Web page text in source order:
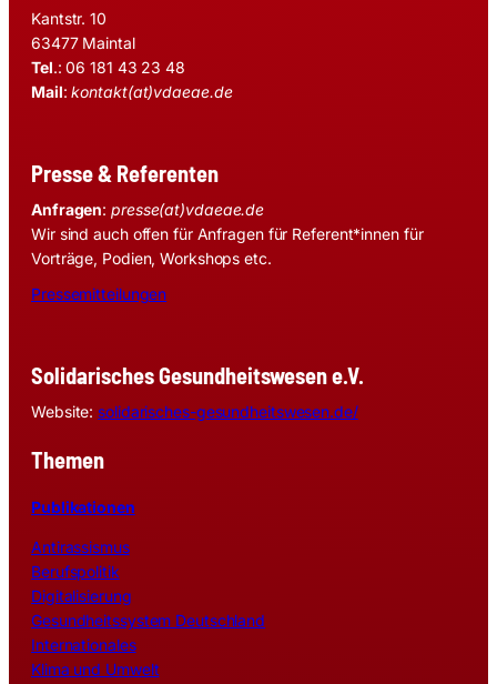
Kantstr. 10
63477 Maintal
Tel.: 06 181 43 23 48
Mail:kontakt(at)vdaeae.de
Presse & Referenten
Anfragen:presse(at)vdaeae.de
Wir sind auch offen für Anfragen für Referent*innen für
Vorträge, Podien, Workshops etc.
Pressemitteilungen
Solidarisches Gesundheitswesen e.V.
Website: solidarisches-gesundheitswesen.de/
Themen
Publikationen
Antirassismus
Berufspolitik
Digitalisierung
Gesundheitssystem Deutschland
Internationales
Klima und Umwelt